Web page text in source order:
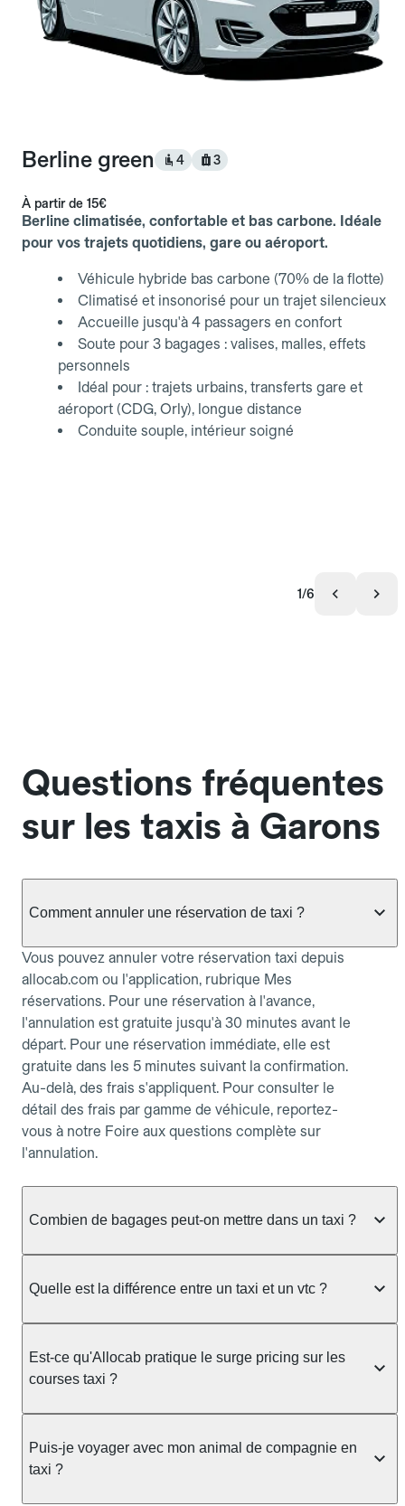
Berline green 4 3
À partir de 15€
Berline climatisée, confortable et bas carbone. Idéale
pour vos trajets quotidiens, gare ou aéroport.
Véhicule hybride bas carbone (70% de la flotte)
Climatisé et insonorisé pour un trajet silencieux
Accueille jusqu'à 4 passagers en confort
Soute pour 3 bagages : valises, malles, effets
personnels
Idéal pour : trajets urbains, transferts gare et
aéroport (CDG, Orly), longue distance
Conduite souple, intérieur soigné
1/6
Questions fréquentes
sur les taxis à Garons
Comment annuler une réservation de taxi ?
Vous pouvez annuler votre réservation taxi depuis
allocab.com ou l'application, rubrique Mes
réservations. Pour une réservation à l'avance,
l'annulation est gratuite jusqu'à 30 minutes avant le
départ. Pour une réservation immédiate, elle est
gratuite dans les 5 minutes suivant la confirmation.
Au-delà, des frais s'appliquent. Pour consulter le
détail des frais par gamme de véhicule, reportez-
vous à notre Foire aux questions complète sur
l'annulation.
Combien de bagages peut-on mettre dans un taxi ?
taxi berline accueille en général jusqu'à 3 bagages
ou nombreux, précisez-le dans le champ "Message
au chauffeur" lors de la réservation. Le prix n'est
pas impacté par le nombre de bagages.
Quelle est la différence entre un taxi et un vtc ?
prendre en charge directement dans la rue, à une
station ou sur réservation, avec un tarif au
réservation et propose un prix fixe annoncé à
l'avance. Chez Allocab, réservez facilement votre
taxi.
Est-ce qu'Allocab pratique le surge pricing sur les
courses taxi ?
réglementation préfectorale et suit un barème
officiel : il protège des hausses liées à la demande.
Puis-je voyager avec mon animal de compagnie en
taxi ?